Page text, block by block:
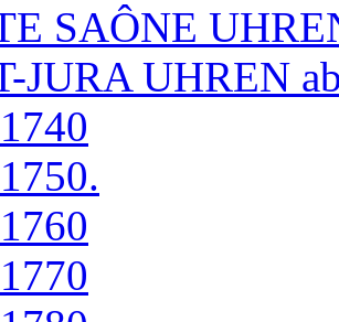
SAÔNE
JURA UHREN